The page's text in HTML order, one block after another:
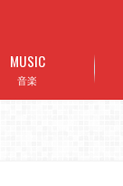
音楽
MUSIC